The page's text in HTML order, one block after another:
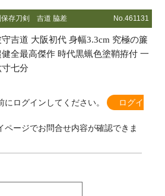
保存刀剣吉道 脇差 No.461131
守吉道 大阪初代 身幅3.3cm 究極の簾
健全最高傑作 時代黒蝋色塗鞘拵付 一
寸七分
にログインしてください。
ログイ
ページでお問合せ内容が確認できま